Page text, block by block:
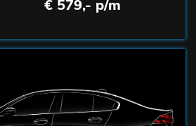
€ 579,- p/m